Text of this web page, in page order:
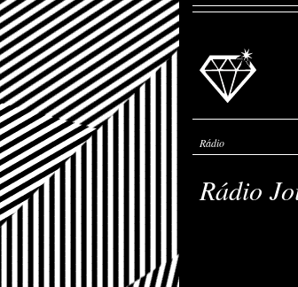
Rádio
Rádio